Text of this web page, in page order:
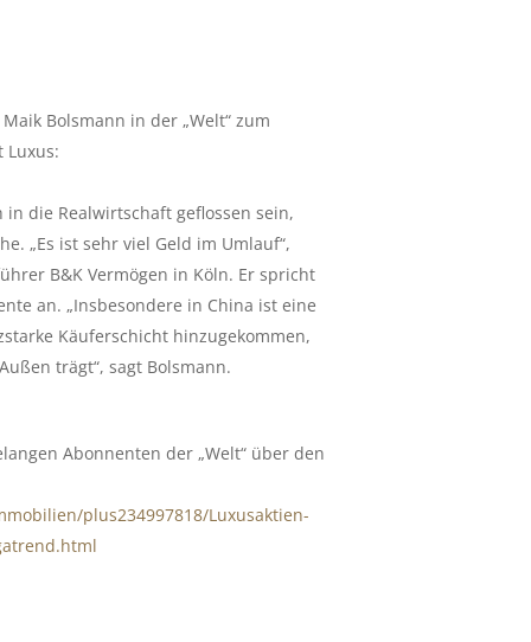
Bolsmann in der „Welt“ zum
Luxus:
die Realwirtschaft geflossen sein,
„Es ist sehr viel Geld im Umlauf“,
B&K Vermögen in Köln. Er spricht
an. „Insbesondere in China ist eine
Käuferschicht hinzugekommen,
trägt“, sagt Bolsmann.
Abonnenten der „Welt“ über den
plus234997818/Luxusaktien-